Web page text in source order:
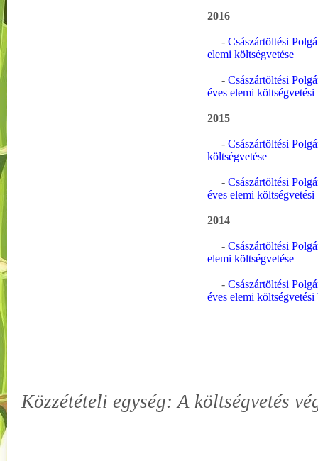
2016
- Császártöltési
elemi költségvetése
- Császártöltési
éves elemi költségvetési
2015
- Császártöltési
költségvetése
- Császártöltési
éves elemi költségvetési
2014
- Császártöltési
elemi költségvetése
- Császártöltési
éves elemi költségvetési
Közzétételi egység: A költségvetés